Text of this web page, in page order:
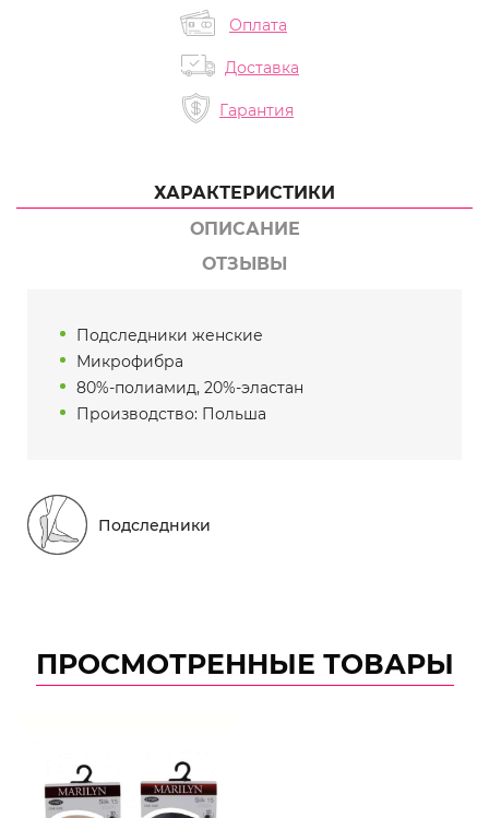
Оплата
Доставка
Гарантия
ХАРАКТЕРИСТИКИ
ОПИСАНИЕ
ОТЗЫВЫ
Подследники женские
Микрофибра
80%-полиамид, 20%-эластан
Производство: Польша
Подследники
ПРОСМОТРЕННЫЕ ТОВАРЫ